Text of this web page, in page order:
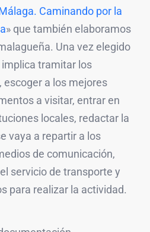
Caminando por la
» que también elaboramos
Una vez elegido
tramitar los
a los mejores
a visitar, entrar en
locales, redactar la
vaya a repartir a los
de comunicación,
servicio de transporte y
para realizar la actividad.